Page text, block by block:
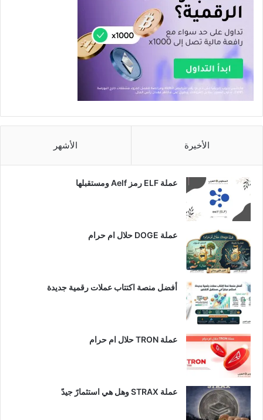
الأخيرة الأشهر
عملة ELF رمز Aelf ومستقبلها
عملة DOGE حلال ام حرام
أفضل منصة اكتتاب عملات رقمية جديدة
عملة TRON حلال ام حرام​
عملة STRAX وهل هي استثمارً جيدً